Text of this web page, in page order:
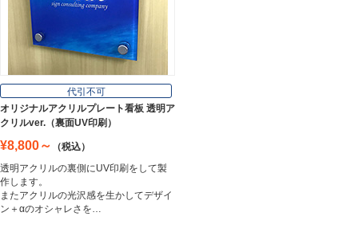
代引不可
オリジナルアクリルプレート看板 透明ア
クリルver.（裏面UV印刷）
¥8,800～
（税込）
透明アクリルの裏側にUV印刷をして製
作します。
またアクリルの光沢感を生かしてデザイ
ン＋αのオシャレさを…